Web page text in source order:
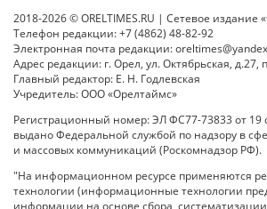
2018-2026 © ORELTIMES.RU | Сетевое издание
Телефон редакции: +7 (4862) 48-82-92
Электронная почта редакции:
Адрес редакции: г. Орел, ул. Октябрьская, д.27,
Главный редактор: Е. Н. Годлевская
Учредитель: ООО «Орелтаймс»
Регистрационный номер: ЭЛ ФС77-73833 от 19
выдано Федеральной службой по надзору в
и массовых коммуникаций (Роскомнадзор РФ).
"На информационном ресурсе применяются
технологии (информационные технологии
информации на основе сбора,